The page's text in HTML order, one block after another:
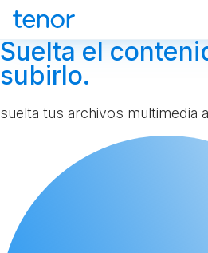
Suelta el
subirlo.
suelta tus archivos multimedia